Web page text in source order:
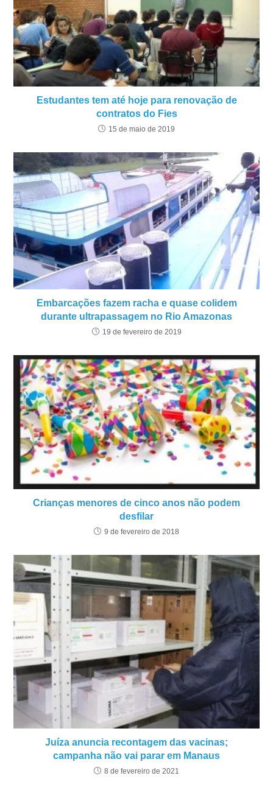
Estudantes tem até hoje para renovação de
contratos do Fies
15 de maio de 2019
Embarcações fazem racha e quase colidem
durante ultrapassagem no Rio Amazonas
19 de fevereiro de 2019
Crianças menores de cinco anos não podem
desfilar
9 de fevereiro de 2018
Juíza anuncia recontagem das vacinas;
campanha não vai parar em Manaus
8 de fevereiro de 2021